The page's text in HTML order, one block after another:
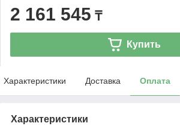
2 161 545 ₸
Купить
Характеристики Доставка Оплата
Характеристики